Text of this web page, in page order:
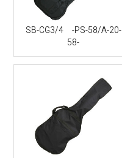
SB-CG3/4 -PS-58/A-20-
58-